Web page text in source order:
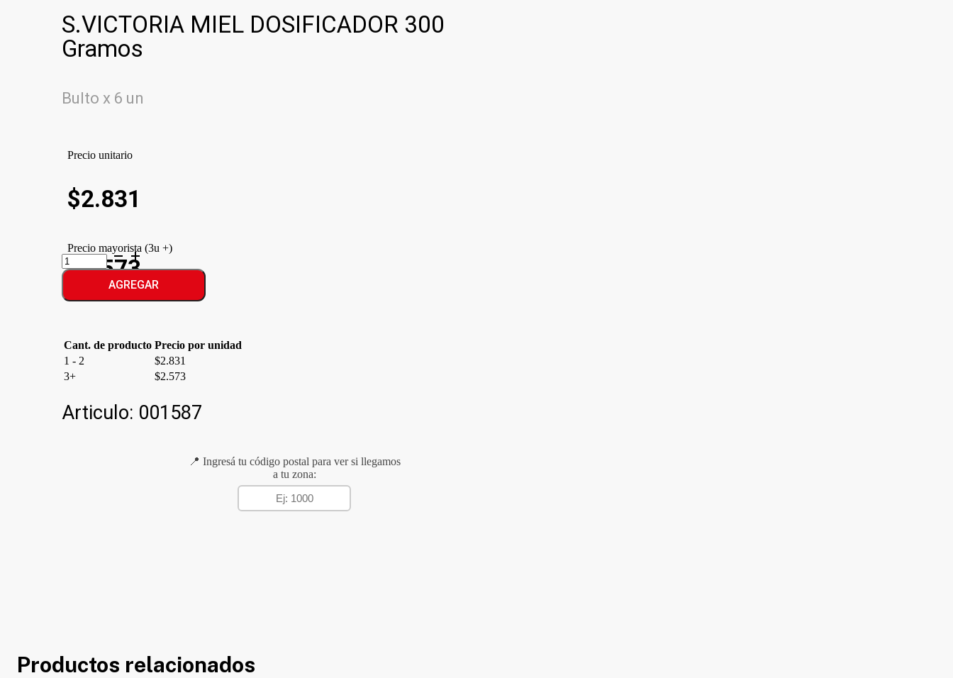
S.VICTORIA MIEL DOSIFICADOR 300
Gramos
Bulto x 6 un
Precio unitario
$2.831
Precio mayorista (3u +)
$2.573
S.VICTORIA
MIEL
DOSIFICADOR
AGREGAR
Cant. de producto Precio por unidad
1 - 2
$2.831
3+
$2.573
Articulo: 001587
📍 Ingresá tu código postal para ver si llegamos
a tu zona:
Productos relacionados